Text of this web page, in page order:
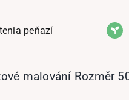
peňazí
malování Rozměr